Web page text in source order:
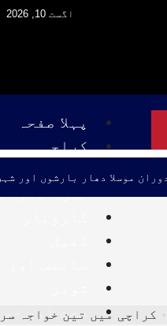
اگست 10, 2026
پہلا صفحہ
کراچی
بین
سائنس اور
صحت اور
موسلا دھار بارشوں اور
کراچی میں تین خواجہ